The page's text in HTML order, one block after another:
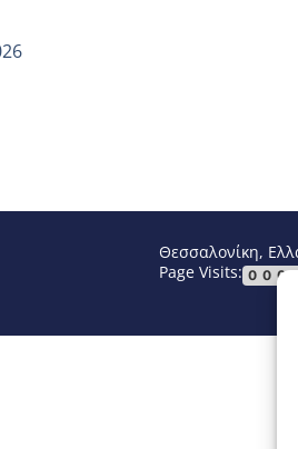
Θεσσαλονίκη,
Page Visits: